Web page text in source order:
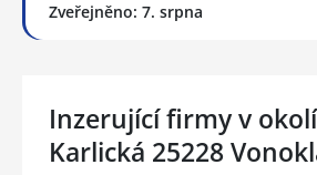
Zveřejněno: 7. srpna
Inzerující firmy v
Karlická 25228